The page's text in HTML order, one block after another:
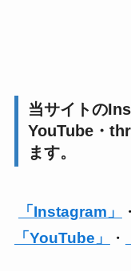
当サイトの
YouTube・
ます。
「Instagram」
「YouTube」
・